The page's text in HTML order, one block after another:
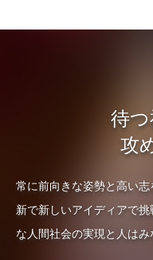
待つ
攻
常に前向きな姿勢と高い
新で新しいアイディアで挑
な人間社会の実現と人はみ